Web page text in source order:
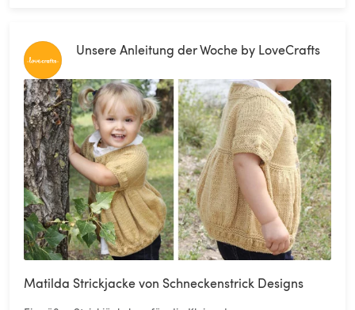
Unsere Anleitung der Woche by LoveCrafts
Matilda Strickjacke von Schneckenstrick Designs